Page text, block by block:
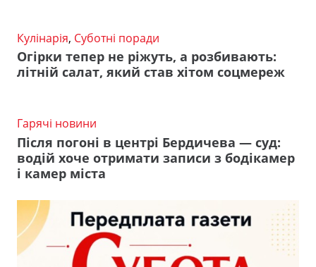
Кулінарія, Суботні поради
Огірки тепер не ріжуть, а розбивають:
літній салат, який став хітом соцмереж
Гарячі новини
Після погоні в центрі Бердичева — суд:
водій хоче отримати записи з бодікамер
і камер міста